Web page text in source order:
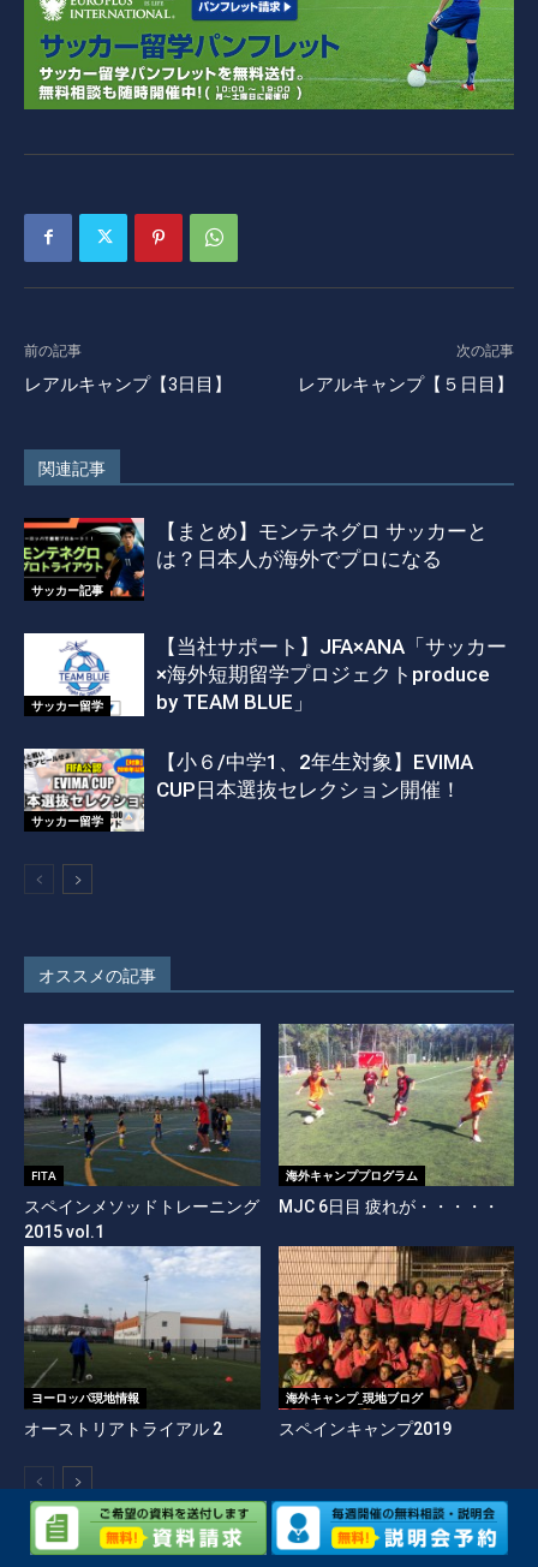
前の記事
レアルキャンプ【3日目】
次の記事
レアルキャンプ【５日目】
関連記事
サッカー記事
【まとめ】モンテネグロ サッカーと
は？日本人が海外でプロになる
サッカー留学
【当社サポート】JFA×ANA「サッカー
×海外短期留学プロジェクトproduce
by TEAM BLUE」
サッカー留学
【小６/中学1、2年生対象】EVIMA
CUP日本選抜セレクション開催！
オススメの記事
FITA
スペインメソッドトレーニング
2015 vol.1
海外キャンププログラム
MJC 6日目 疲れが・・・・・
ヨーロッパ現地情報
オーストリアトライアル 2
海外キャンプ_現地ブログ
スペインキャンプ2019
人気の記事